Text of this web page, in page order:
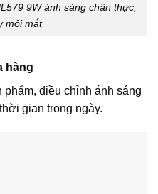
9W ánh sáng chân thực,
mỏi mắt
hàng
điều chỉnh ánh sáng
gian trong ngày.